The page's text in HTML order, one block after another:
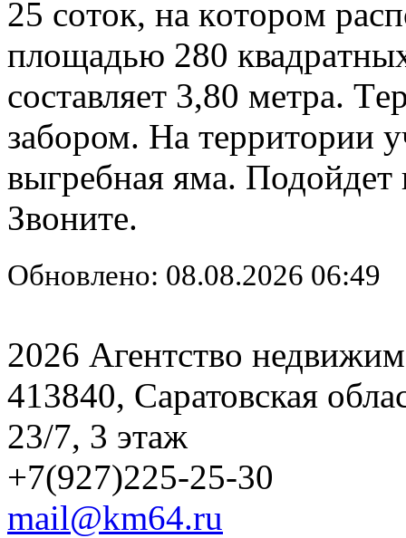
25 сoтoк, на кoтopoм
плoщадью 280
соcтавляeт 3,80 метра.
зaбором. Ha тepритopии
выгребная яма.
Звоните.
Обновлено: 08.08.2026 06:49
2026 Агентство
413840, Саратовская
23/7, 3 этаж
+7(927)225-25-30
mail@km64.ru